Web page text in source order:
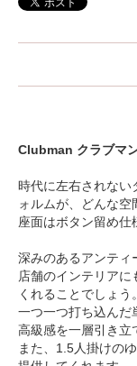
Clubman クラブマ
時代に左右されない
ォルムが、どんな空
座面はボタン留め仕
深みのあるアンティ
店舗のインテリア
くれることでしょう。
一つ一つ打ち込んだ
高級感を一層引き立
また、1.5人掛けの